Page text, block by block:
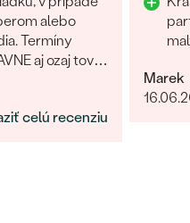
alebo
Termíny
aj ozaj tovar
celú recenziu
Marek